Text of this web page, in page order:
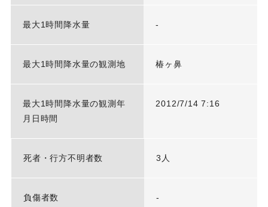
最大1時間降水量 -
最大1時間降水量の観測地 椿ヶ鼻
最大1時間降水量の観測年
月日時間
2012/7/14 7:16
死者・行方不明者数 3人
負傷者数 -